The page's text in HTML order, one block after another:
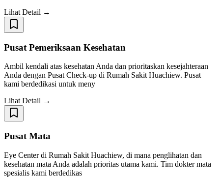
Lihat Detail →
Pusat Pemeriksaan Kesehatan
Ambil kendali atas kesehatan Anda dan prioritaskan kesejahteraan
Anda dengan Pusat Check-up di Rumah Sakit Huachiew. Pusat
kami berdedikasi untuk meny
Lihat Detail →
Pusat Mata
Eye Center di Rumah Sakit Huachiew, di mana penglihatan dan
kesehatan mata Anda adalah prioritas utama kami. Tim dokter mata
spesialis kami berdedikas